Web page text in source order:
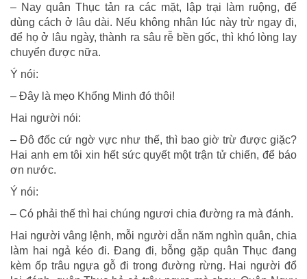
– Nay quân Thục tản ra các mặt, lập trại làm ruộng, để
dùng cách ở lâu dài. Nếu không nhân lúc này trừ ngay đi,
để họ ở lâu ngày, thành ra sâu rễ bền gốc, thì khó lòng lay
chuyển được nữa.
Ý nói:
– Đây là mẹo Khổng Minh đó thôi!
Hai người nói:
– Đô đốc cứ ngờ vực như thế, thì bao giờ trừ được giặc?
Hai anh em tôi xin hết sức quyết một trận tử chiến, để báo
ơn nước.
Ý nói:
– Có phải thế thì hai chúng ngươi chia đường ra mà đánh.
Hai người vâng lệnh, mỗi người dẫn năm nghìn quân, chia
làm hai ngả kéo đi. Đang đi, bỗng gặp quân Thục đang
kèm ốp trâu ngựa gỗ đi trong đường rừng. Hai người đổ